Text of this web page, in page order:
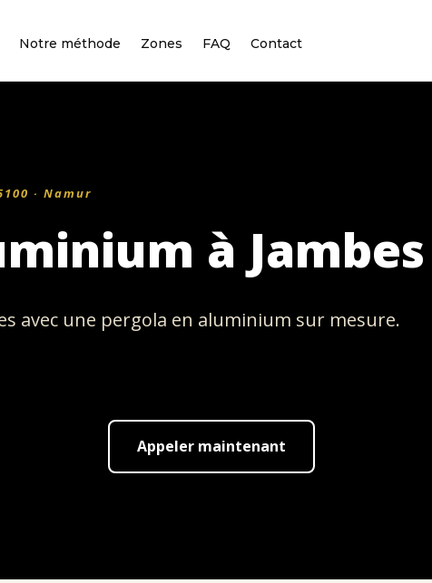
Notre méthode Zones FAQ Contact
· Namur
à Jambes
avec une pergola en aluminium sur mesure.
Appeler maintenant